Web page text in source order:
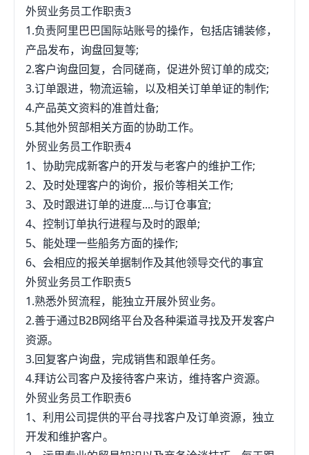
外贸业务员工作职责3
1.负责阿里巴巴国际站账号的操作，包括店铺装修，
产品发布，询盘回复等;
2.客户询盘回复，合同磋商，促进外贸订单的成交;
3.订单跟进，物流运输，以及相关订单单证的制作;
4.产品英文资料的准首灶备;
5.其他外贸部相关方面的协助工作。
外贸业务员工作职责4
1、协助完成新客户的开发与老客户的维护工作;
2、及时处理客户的询价，报价等相关工作;
3、及时跟进订单的进度....与订仓事宜;
4、控制订单执行进程与及时的跟单;
5、能处理一些船务方面的操作;
6、会相应的报关单据制作及其他领导交代的事宜
外贸业务员工作职责5
1.熟悉外贸流程，能独立开展外贸业务。
2.善于通过B2B网络平台及各种渠道寻找及开发客户
资源。
3.回复客户询盘，完成销售和跟单任务。
4.拜访公司客户及接待客户来访，维持客户资源。
外贸业务员工作职责6
1、利用公司提供的平台寻找客户及订单资源，独立
开发和维护客户。